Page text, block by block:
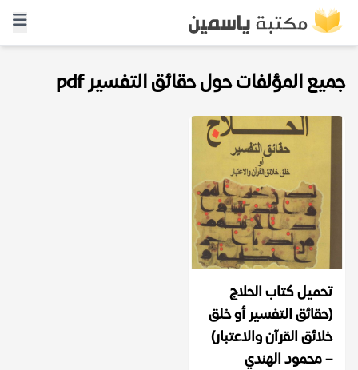
جميع المؤلفات حول حقائق التفسير pdf
تحميل كتاب الحلاج
(حقائق التفسير أو خلق
خلائق القرآن والاعتبار)
– محمود الهندي